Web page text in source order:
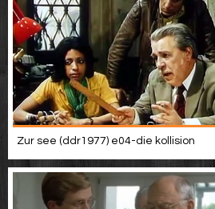
Zur see (ddr1977) e04-die kollision